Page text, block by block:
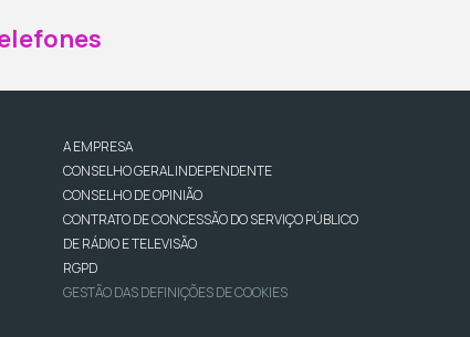
A EMPRESA
CONSELHO GERAL INDEPENDENTE
CONSELHO DE OPINIÃO
CONTRATO DE CONCESSÃO DO SERVIÇO PÚBLICO
DE RÁDIO E TELEVISÃO
RGPD
GESTÃO DAS DEFINIÇÕES DE COOKIES